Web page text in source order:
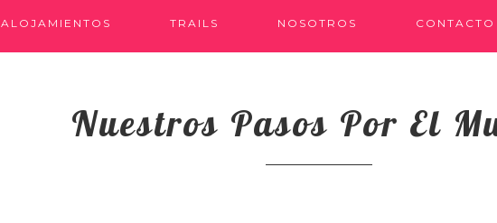
ALOJAMIENTOS TRAILS NOSOTROS CONTACTO
Nuestros Pasos Por El